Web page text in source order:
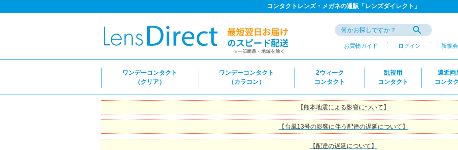
コンタクトレンズ・メガネの通販「レンズダイレクト」
お買物ガイド ログイン 新規
ワンデーコンタクト
（クリア）
ワンデーコンタクト
（カラコン）
2ウィーク
コンタクト
乱視用
コンタクト
遠近両
コンタ
【熊本地震による影響について】
【台風13号の影響に伴う配達の遅延について】
【配達の遅延について】